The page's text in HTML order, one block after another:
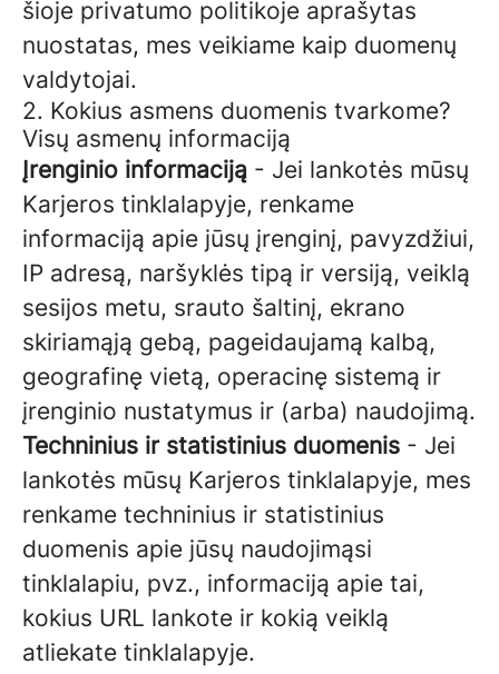
šioje privatumo politikoje aprašytas
nuostatas, mes veikiame kaip duomenų
valdytojai.
2. Kokius asmens duomenis tvarkome?
Visų asmenų informaciją
Įrenginio informaciją - Jei lankotės mūsų
Karjeros tinklalapyje, renkame
informaciją apie jūsų įrenginį, pavyzdžiui,
IP adresą, naršyklės tipą ir versiją, veiklą
sesijos metu, srauto šaltinį, ekrano
skiriamąją gebą, pageidaujamą kalbą,
geografinę vietą, operacinę sistemą ir
įrenginio nustatymus ir (arba) naudojimą.
Techninius ir statistinius duomenis - Jei
lankotės mūsų Karjeros tinklalapyje, mes
renkame techninius ir statistinius
duomenis apie jūsų naudojimąsi
tinklalapiu, pvz., informaciją apie tai,
kokius URL lankote ir kokią veiklą
atliekate tinklalapyje.